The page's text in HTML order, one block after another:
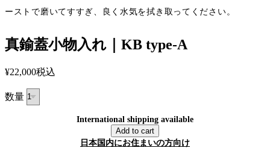
ーストで磨いてすすぎ、良く水気を拭き取ってください。
真鍮蓋小物入れ｜KB type-A
¥22,000税込
数量
International shipping available
Add to cart
日本国内にお住まいの方向け